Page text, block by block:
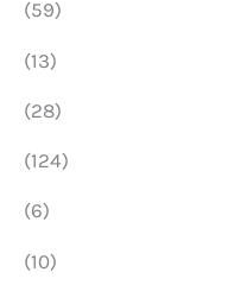
(59)
(13)
(28)
(124)
(6)
(10)